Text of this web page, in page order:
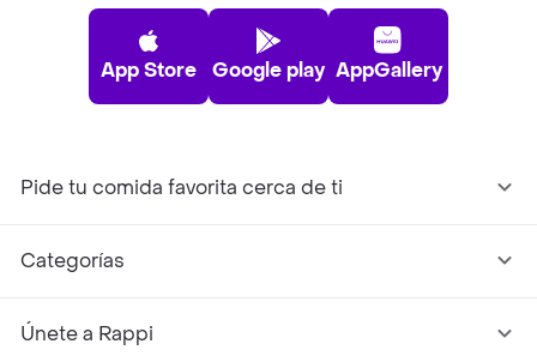
App Store Google play AppGallery
Pide tu comida favorita cerca de ti
Categorías
Únete a Rappi